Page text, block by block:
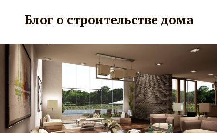
Блог о строительстве дома